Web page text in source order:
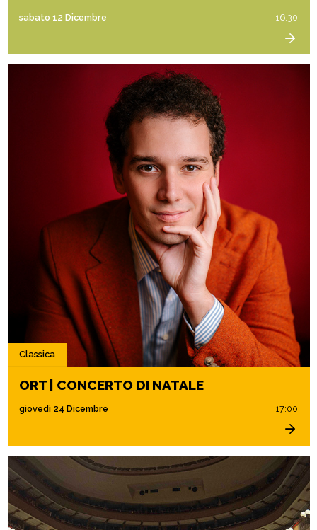
sabato 12 Dicembre 16:30
Classica
ORT | CONCERTO DI NATALE
giovedì 24 Dicembre 17:00